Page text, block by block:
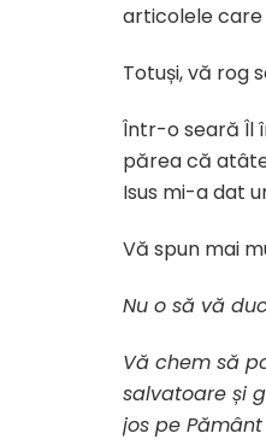
articolele care
Totuși, vă rog
Într-o seară Îl
părea că
Isus mi-a dat
Vă spun mai
Nu o să vă
Vă chem să
salvatoare și
jos pe